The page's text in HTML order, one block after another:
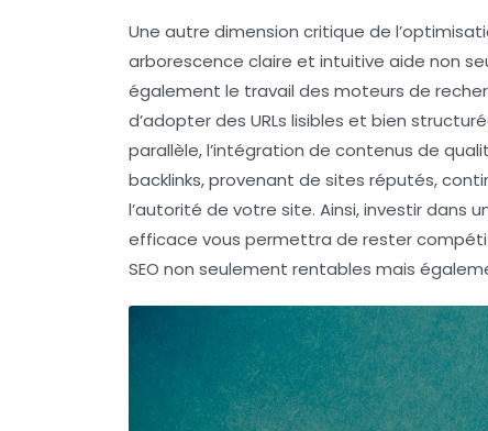
Une autre dimension critique de
arborescence claire et intuitive aide non
également le travail des moteurs de
d’adopter des URLs lisibles et bien
parallèle, l’intégration de contenus de
backlinks, provenant de sites réputés,
l’autorité de votre site. Ainsi, investir dans
efficace vous permettra de rester
SEO non seulement rentables mais